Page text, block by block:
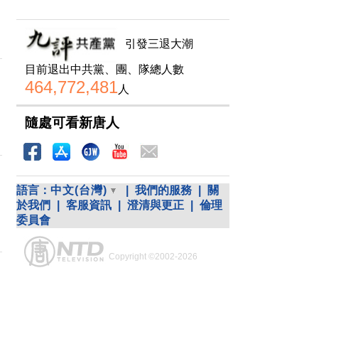
引發三退大潮
目前退出中共黨、團、隊總人數
464,772,481人
隨處可看新唐人
語言： 中文(台灣) 我們的服務
關
於我們
客服資訊 澄清與更正
倫理
委員會
Copyright ©2002-2026